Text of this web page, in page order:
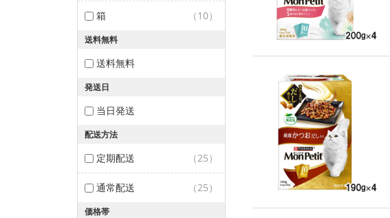
箱 （10）
送料無料
送料無料
発送日
当日発送
配送方法
定期配送 （25）
通常配送 （25）
価格帯